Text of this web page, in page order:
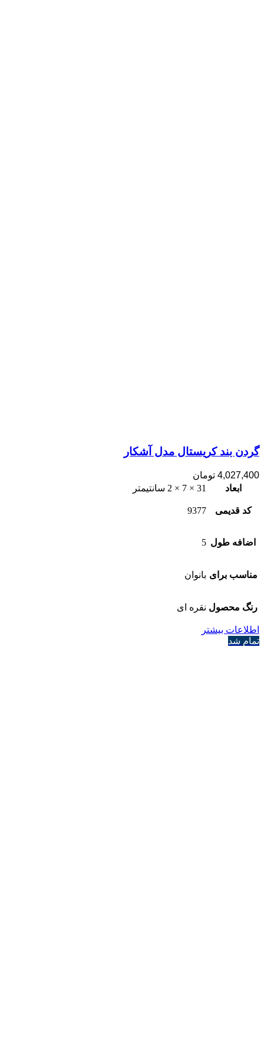
گردن بند کریستال مدل آشکار
4,027,400 تومان
ابعاد
31 × 7 × 2 سانتیمتر
کد قدیمی 9377
اضافه طول 5
مناسب برای بانوان
رنگ محصول نقره ای
اطلاعات بیشتر
تمام شد